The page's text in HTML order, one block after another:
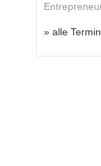
» alle